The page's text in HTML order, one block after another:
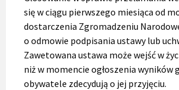
się w ciągu pierwszego miesiąca od
dostarczenia Zgromadzeniu
o odmowie podpisania ustawy lub
Zawetowana ustawa może wejść w
niż w momencie ogłoszenia wyników
obywatele zdecydują o jej przyjęciu.